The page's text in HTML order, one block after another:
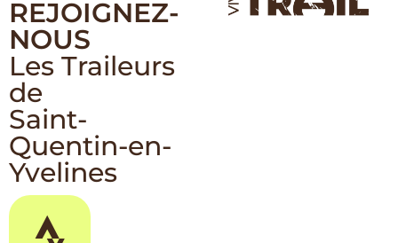
REJOIGNEZ-
NOUS
Les Traileurs
de
Saint-
Quentin-en-
Yvelines